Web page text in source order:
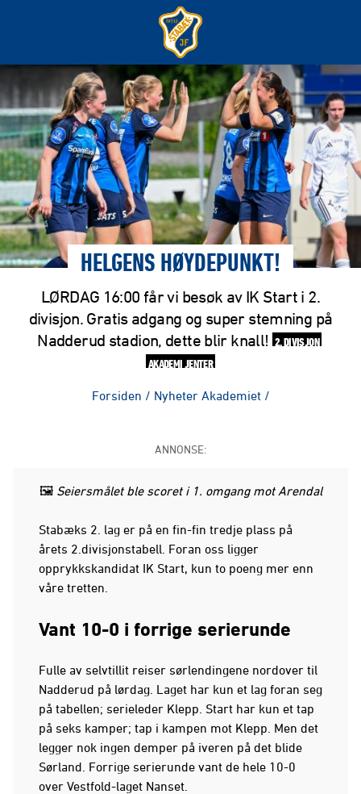
HELGENS HØYDEPUNKT!
LØRDAG 16:00 får vi besøk av IK Start i 2.
divisjon. Gratis adgang og super stemning på
Nadderud stadion, dette blir knall! 2. DIVISJON
AKADEMI JENTER
Forsiden / Nyheter Akademiet /
ANNONSE:
🖼️ Seiersmålet ble scoret i 1. omgang mot Arendal
Stabæks 2. lag er på en fin-fin tredje plass på
årets 2.divisjonstabell. Foran oss ligger
opprykkskandidat IK Start, kun to poeng mer enn
våre tretten.
Vant 10-0 i forrige serierunde
Fulle av selvtillit reiser sørlendingene nordover til
Nadderud på lørdag. Laget har kun et lag foran seg
på tabellen; serieleder Klepp. Start har kun et tap
på seks kamper; tap i kampen mot Klepp. Men det
legger nok ingen demper på iveren på det blide
Sørland. Forrige serierunde vant de hele 10-0
over Vestfold-laget Nanset.